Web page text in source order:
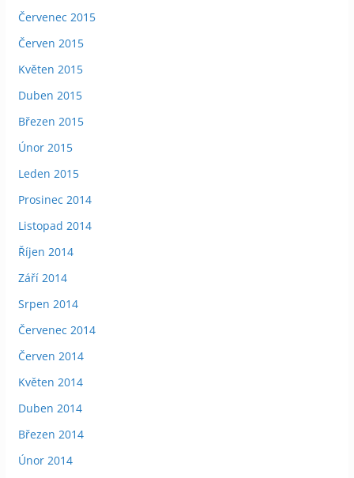
Červenec 2015
Červen 2015
Květen 2015
Duben 2015
Březen 2015
Únor 2015
Leden 2015
Prosinec 2014
Listopad 2014
Říjen 2014
Září 2014
Srpen 2014
Červenec 2014
Červen 2014
Květen 2014
Duben 2014
Březen 2014
Únor 2014